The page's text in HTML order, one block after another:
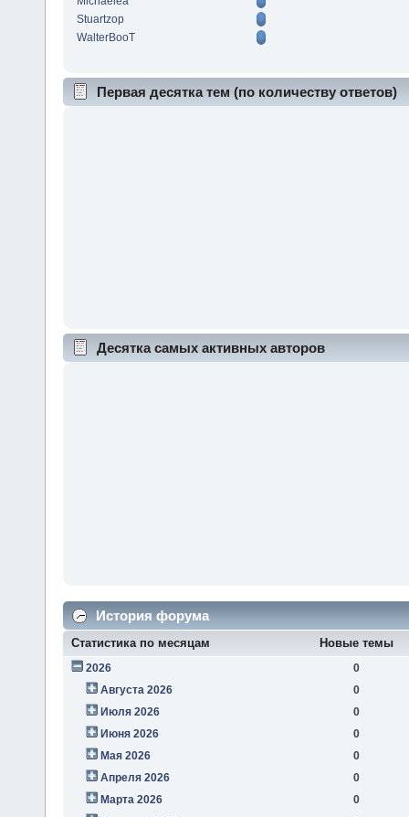
Stuartzop
WalterBooT
Первая десятка тем (по количеству ответов)
Десятка самых активных авторов
История форума
Статистика по месяцам Новые темы
2026
0
Августа 2026
0
Июля 2026
0
Июня 2026
0
Мая 2026
0
Апреля 2026
0
Марта 2026
0